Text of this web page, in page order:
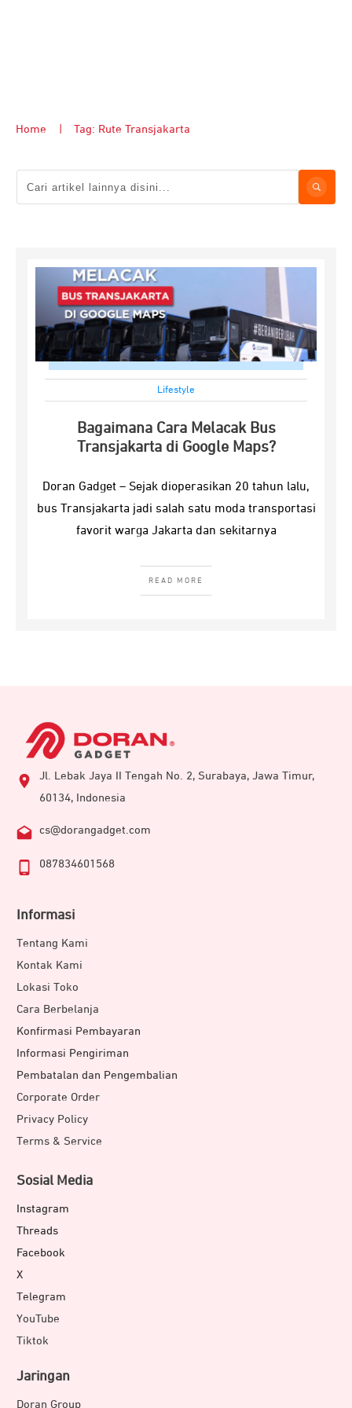
Home Tag: Rute Transjakarta
Lifestyle
Bagaimana Cara Melacak Bus
Transjakarta di Google Maps?
Doran Gadget – Sejak dioperasikan 20 tahun lalu,
bus Transjakarta jadi salah satu moda transportasi
favorit warga Jakarta dan sekitarnya
READ MORE
Jl. Lebak Jaya II Tengah No. 2, Surabaya, Jawa Timur,
60134, Indonesia
cs@dorangadget.com
087834601568
Informasi
Tentang Kami
Kontak Kami
Lokasi Toko
Cara Berbelanja
Konfirmasi Pembayaran
Informasi Pengiriman
Pembatalan dan Pengembalian
Corporate Order
Privacy Policy
Terms & Service
Sosial Media
Instagram
Threads
Facebook
X
Telegram
YouTube
Tiktok
Jaringan
Doran Group